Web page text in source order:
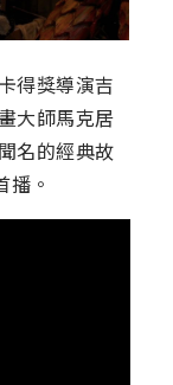
得獎導演吉
大師馬克居
名的經典故
播。